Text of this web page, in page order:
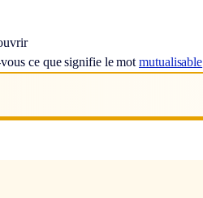
vous ce que signifie le motmutualisable